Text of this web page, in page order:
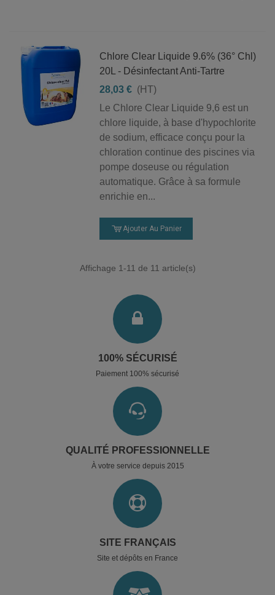
Chlore Clear Liquide 9.6% (36° Chl)
20L - Désinfectant Anti-Tartre
28,03 € (HT)
Le Chlore Clear Liquide 9,6 est un
chlore liquide, à base d'hypochlorite
de sodium, efficace conçu pour la
chloration continue des piscines via
pompe doseuse ou régulation
automatique. Grâce à sa formule
enrichie en...
Ajouter Au Panier
Affichage 1-11 de 11 article(s)
100% SÉCURISÉ
Paiement 100% sécurisé
QUALITÉ PROFESSIONNELLE
À votre service depuis 2015
SITE FRANÇAIS
Site et dépôts en France